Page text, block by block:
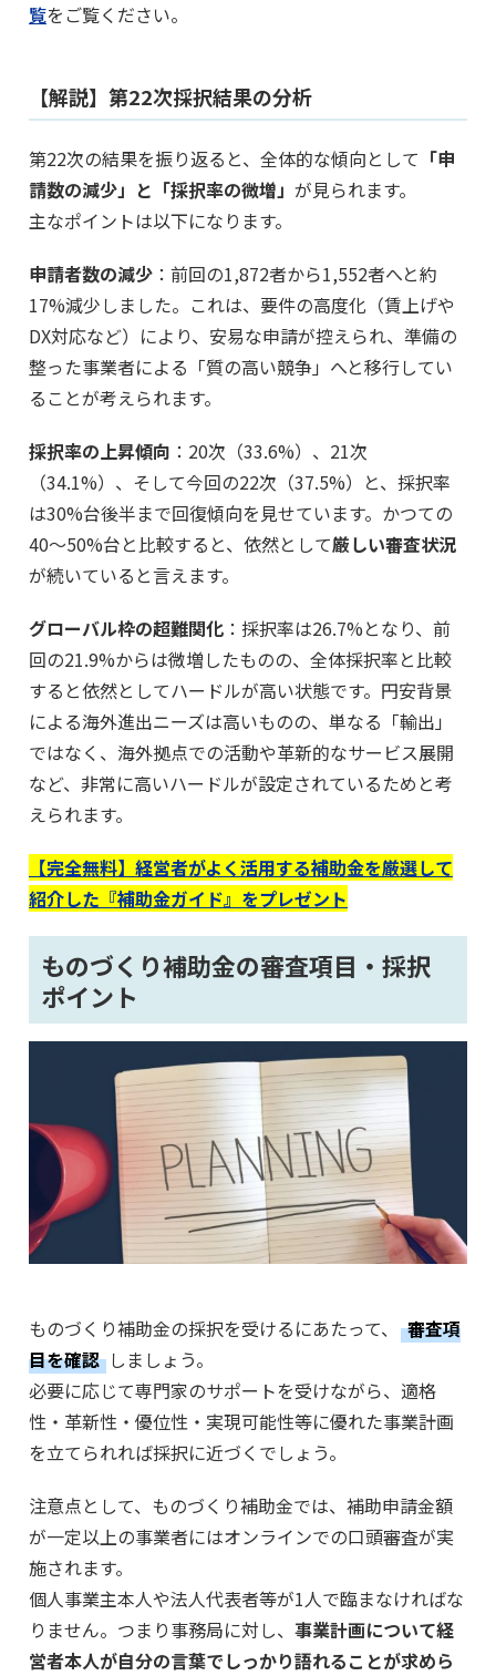
覧をご覧ください。
【解説】第22次採択結果の分析
第22次の結果を振り返ると、全体的な傾向として 「申
請数の減少」と「採択率の微増」 が見られます。
主なポイントは以下になります。
申請者数の減少 ：前回の1,872者から1,552者へと約
17%減少しました。これは、要件の高度化（賃上げや
DX対応など）により、安易な申請が控えられ、準備の
整った事業者による「質の高い競争」へと移行してい
ることが考えられます。
採択率の上昇傾向 ：20次（33.6%）、21次
（34.1%）、そして今回の22次（37.5%）と、採択率
は30%台後半まで回復傾向を見せています。かつての
40〜50%台と比較すると、依然として厳しい審査状況
が続いていると言えます。
グローバル枠の超難関化 ：採択率は26.7%となり、前
回の21.9%からは微増したものの、全体採択率と比較
すると依然としてハードルが高い状態です。円安背景
による海外進出ニーズは高いものの、単なる「輸出」
ではなく、海外拠点での活動や革新的なサービス展開
など、非常に高いハードルが設定されているためと考
えられます。
【完全無料】経営者がよく活用する補助金を厳選して
紹介した『補助金ガイド』をプレゼント
ものづくり補助金の審査項目・採択
ポイント
ものづくり補助金の採択を受けるにあたって、
審査項
目を確認 しましょう。
必要に応じて専門家のサポートを受けながら、適格
性・革新性・優位性・実現可能性等に優れた事業計画
を立てられれば採択に近づくでしょう。
注意点として、ものづくり補助金では、補助申請金額
が一定以上の事業者にはオンラインでの口頭審査が実
施されます。
個人事業主本人や法人代表者等が1人で臨まなければな
りません。つまり事務局に対し、 事業計画について経
営者本人が自分の言葉でしっかり語れることが求めら